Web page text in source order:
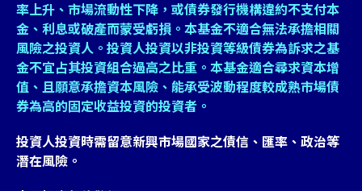
率上升、市場流動性下降，或債券發行機構違約不支付本
金、利息或破產而蒙受虧損。本基金不適合無法承擔相關
風險之投資人。投資人投資以非投資等級債券為訴求之基
金不宜占其投資組合過高之比重。本基金適合尋求資本增
值、且願意承擔資本風險、能承受波動程度較成熟市場債
券為高的固定收益投資的投資者。
投資人投資時需留意新興市場國家之債信、匯率、政治等
潛在風險。